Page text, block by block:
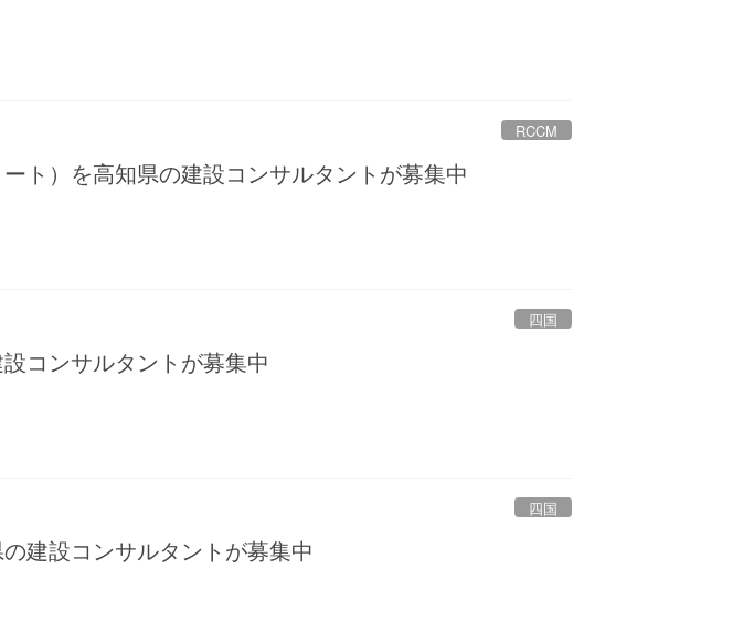
RCCM
ト）を高知県の建設コンサルタントが募集中
四国
コンサルタントが募集中
四国
建設コンサルタントが募集中